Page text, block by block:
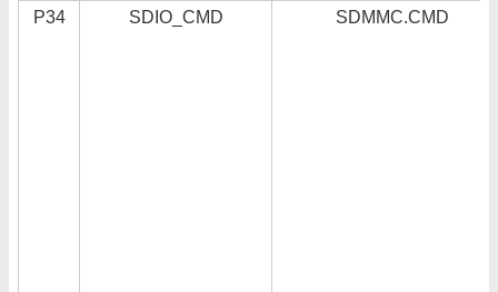
P34 SDIO_CMD SDMMC.CMD